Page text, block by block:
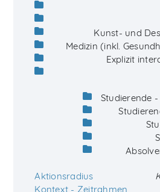
Kunst- und
Medizin (inkl.
Explizit
Studierende
Aktionsradius
Kontext - Zeitrahmen